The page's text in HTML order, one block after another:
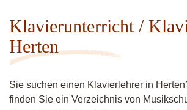
Klavierunterricht /
Herten
Sie suchen einen Klavierlehrer in
finden Sie ein Verzeichnis von